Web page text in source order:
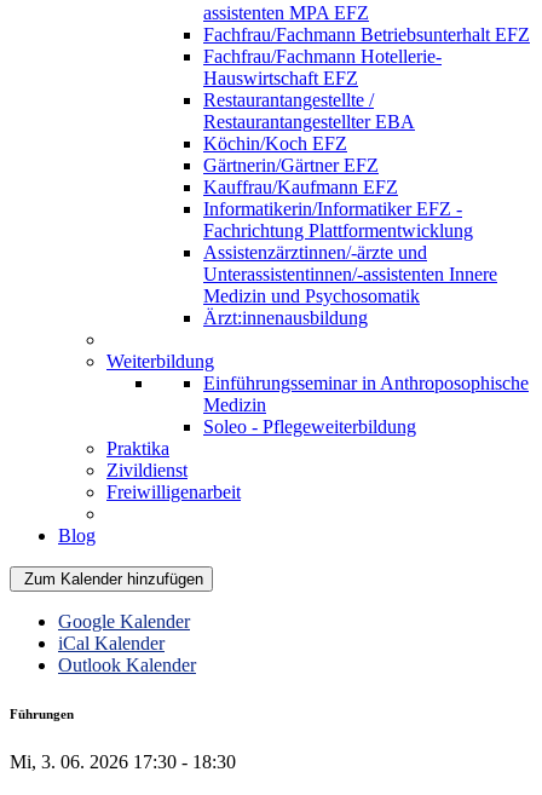
assistenten MPA EFZ
Fachfrau/Fachmann Betriebsunterhalt EFZ
Fachfrau/Fachmann Hotellerie-
Hauswirtschaft EFZ
Restaurantangestellte /
Restaurantangestellter EBA
Köchin/Koch EFZ
Gärtnerin/Gärtner EFZ
Kauffrau/Kaufmann EFZ
Informatikerin/Informatiker EFZ -
Fachrichtung Plattformentwicklung
Assistenzärztinnen/-ärzte und
Unterassistentinnen/-assistenten Innere
Medizin und Psychosomatik
Ärzt:innenausbildung
Weiterbildung
Einführungsseminar in Anthroposophische
Medizin
Soleo - Pflegeweiterbildung
Praktika
Zivildienst
Freiwilligenarbeit
Blog
Zum Kalender hinzufügen
Google Kalender
iCal Kalender
Outlook Kalender
Führungen
Mi, 3. 06. 2026 17:30 - 18:30